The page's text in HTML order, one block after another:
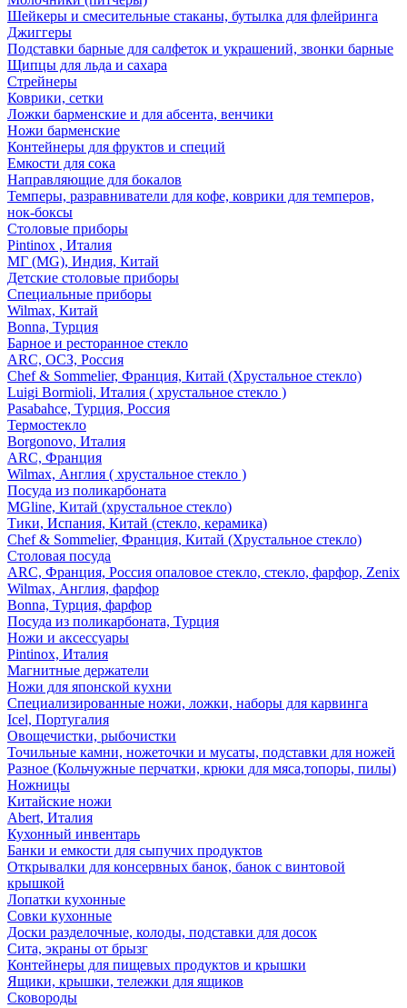
Шейкеры и смесительные стаканы, бутылка для флейринга
Джиггеры
Подставки барные для салфеток и украшений, звонки барные
Щипцы для льда и сахара
Стрейнеры
Коврики, сетки
Ложки барменские и для абсента, венчики
Ножи барменские
Контейнеры для фруктов и специй
Емкости для сока
Направляющие для бокалов
Темперы, разравниватели для кофе, коврики для темперов,
нок-боксы
Столовые приборы
Pintinox , Италия
МГ (MG), Индия, Китай
Детские столовые приборы
Специальные приборы
Wilmax, Китай
Bonna, Турция
Барное и ресторанное стекло
ARC, ОСЗ, Россия
Chef & Sommelier, Франция, Китай (Хрустальное стекло)
Luigi Bormioli, Италия ( хрустальное стекло )
Pasabahce, Турция, Россия
Термостекло
Borgonovo, Италия
ARC, Франция
Wilmax, Англия ( хрустальное стекло )
Посуда из поликарбоната
MGline, Китай (хрустальное стекло)
Тики, Испания, Китай (стекло, керамика)
Chef & Sommelier, Франция, Китай (Хрустальное стекло)
Столовая посуда
ARC, Франция, Россия опаловое стекло, стекло, фарфор, Zenix
Wilmax, Англия, фарфор
Bonna, Турция, фарфор
Посуда из поликарбоната, Турция
Ножи и аксессуары
Pintinox, Италия
Магнитные держатели
Ножи для японской кухни
Специализированные ножи, ложки, наборы для карвинга
Icel, Португалия
Овощечистки, рыбочистки
Точильные камни, ножеточки и мусаты, подставки для ножей
Разное (Кольчужные перчатки, крюки для мяса,топоры, пилы)
Ножницы
Китайские ножи
Abert, Италия
Кухонный инвентарь
Банки и емкости для сыпучих продуктов
Открывалки для консервных банок, банок с винтовой
крышкой
Лопатки кухонные
Совки кухонные
Доски разделочные, колоды, подставки для досок
Сита, экраны от брызг
Контейнеры для пищевых продуктов и крышки
Ящики, крышки, тележки для ящиков
Сковороды